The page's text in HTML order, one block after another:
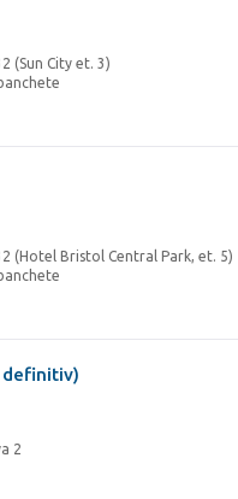
(Sun City et. 3)
(Hotel Bristol Central Park, et. 5)
definitiv)
2